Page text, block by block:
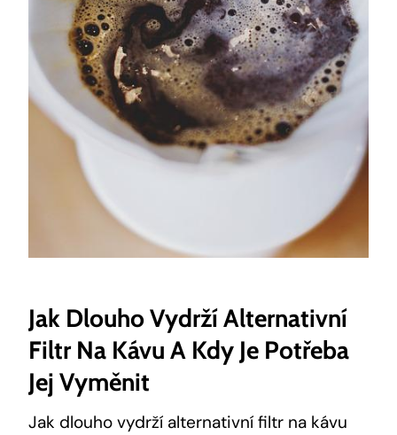
Jak Dlouho Vydrží Alternativní
Filtr Na Kávu A Kdy Je Potřeba
Jej Vyměnit
Jak dlouho vydrží alternativní filtr na kávu